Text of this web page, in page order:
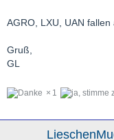
AGRO, LXU, UAN fallen
Gruß,
GL
1